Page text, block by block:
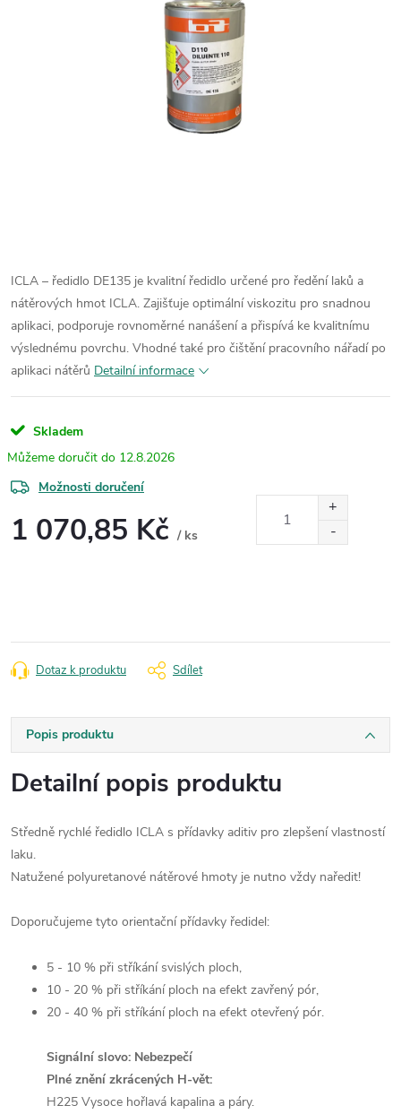
ICLA – ředidlo DE135 je kvalitní ředidlo určené pro ředění laků a
nátěrových hmot ICLA. Zajišťuje optimální viskozitu pro snadnou
aplikaci, podporuje rovnoměrné nanášení a přispívá ke kvalitnímu
výslednému povrchu. Vhodné také pro čištění pracovního nářadí po
aplikaci nátěrů Detailní informace
Skladem
12.8.2026
Možnosti doručení
1 070,85 Kč / ks
Dotaz k produktu Sdílet
Popis produktu
Detailní popis produktu
Středně rychlé ředidlo ICLA s přídavky aditiv pro zlepšení vlastností
laku.
Natužené polyuretanové nátěrové hmoty je nutno vždy naředit!
Doporučujeme tyto orientační přídavky ředidel:
5 - 10 % při stříkání svislých ploch,
10 - 20 % při stříkání ploch na efekt zavřený pór,
20 - 40 % při stříkání ploch na efekt otevřený pór.
Signální slovo: Nebezpečí
Plné znění zkrácených H-vět:
H225 Vysoce hořlavá kapalina a páry.